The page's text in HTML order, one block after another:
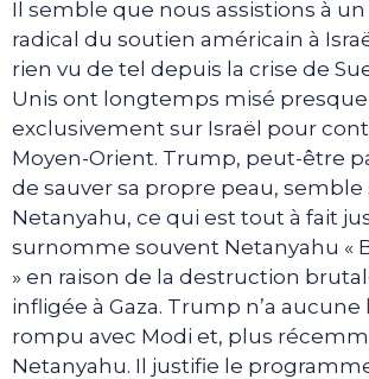
Il semble que nous assistions à
radical du soutien américain à
rien vu de tel depuis la crise de
Unis ont longtemps misé presque
exclusivement sur Israël pour
Moyen-Orient. Trump, peut-être
de sauver sa propre peau, semble
Netanyahu, ce qui est tout à fait
surnomme souvent Netanyahu «
» en raison de la destruction
infligée à Gaza. Trump n’a aucune
rompu avec Modi et, plus
Netanyahu. Il justifie le